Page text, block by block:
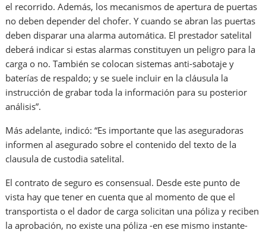
el recorrido. Además, los mecanismos de apertura de puertas
no deben depender del chofer. Y cuando se abran las puertas
deben disparar una alarma automática. El prestador satelital
deberá indicar si estas alarmas constituyen un peligro para la
carga o no. También se colocan sistemas anti-sabotaje y
baterías de respaldo; y se suele incluir en la cláusula la
instrucción de grabar toda la información para su posterior
análisis”.
Más adelante, indicó: “Es importante que las aseguradoras
informen al asegurado sobre el contenido del texto de la
clausula de custodia satelital.
El contrato de seguro es consensual. Desde este punto de
vista hay que tener en cuenta que al momento de que el
transportista o el dador de carga solicitan una póliza y reciben
la aprobación, no existe una póliza -en ese mismo instante-